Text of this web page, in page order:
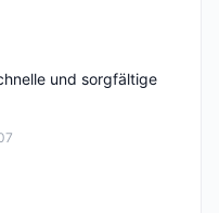
und sorgfältige